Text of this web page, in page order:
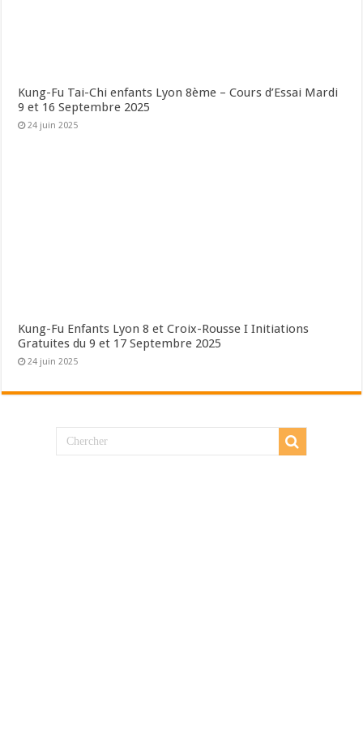
Kung-Fu Tai-Chi enfants Lyon 8ème – Cours d’Essai Mardi
9 et 16 Septembre 2025
24 juin 2025
Kung-Fu Enfants Lyon 8 et Croix-Rousse I Initiations
Gratuites du 9 et 17 Septembre 2025
24 juin 2025